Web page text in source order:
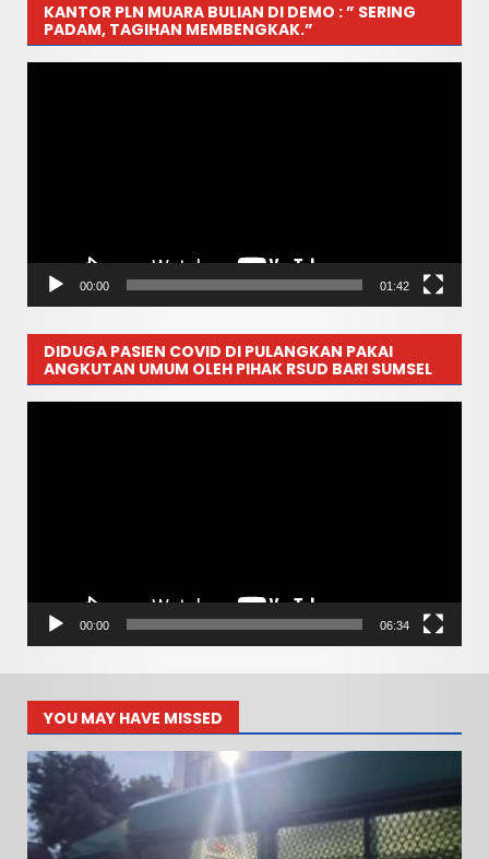
KANTOR PLN MUARA BULIAN DI DEMO : ” SERING
PADAM, TAGIHAN MEMBENGKAK.”
00:00 01:42
DIDUGA PASIEN COVID DI PULANGKAN PAKAI
ANGKUTAN UMUM OLEH PIHAK RSUD BARI SUMSEL
00:00 06:34
YOU MAY HAVE MISSED